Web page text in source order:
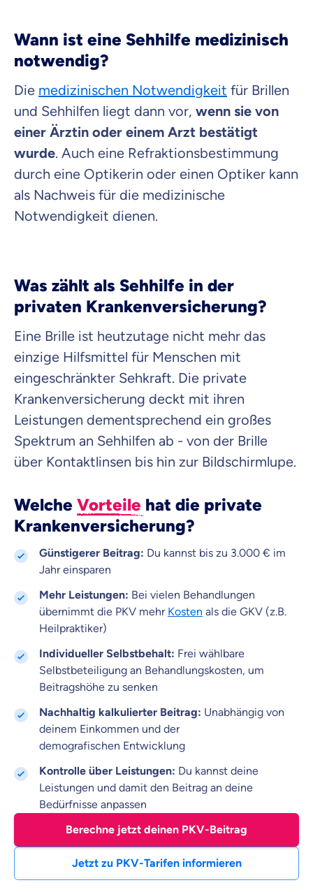
Wann ist eine Sehhilfe medizinisch
notwendig?
Die medizinischen Notwendigkeit für Brillen
und Sehhilfen liegt dann vor, wenn sie von
einer Ärztin oder einem Arzt bestätigt
wurde. Auch eine Refraktionsbestimmung
durch eine Optikerin oder einen Optiker kann
als Nachweis für die medizinische
Notwendigkeit dienen.
Was zählt als Sehhilfe in der
privaten Krankenversicherung?
Eine Brille ist heutzutage nicht mehr das
einzige Hilfsmittel für Menschen mit
eingeschränkter Sehkraft. Die private
Krankenversicherung deckt mit ihren
Leistungen dementsprechend ein großes
Spektrum an Sehhilfen ab - von der Brille
über Kontaktlinsen bis hin zur Bildschirmlupe.
Welche Vorteile hat die private
Krankenversicherung?
Günstigerer Beitrag: Du kannst bis zu 3.000 € im
Jahr einsparen
Mehr Leistungen: Bei vielen Behandlungen
übernimmt die PKV mehr Kosten als die GKV (z.B.
Heilpraktiker)
Individueller Selbstbehalt: Frei wählbare
Selbstbeteiligung an Behandlungskosten, um
Beitragshöhe zu senken
Nachhaltig kalkulierter Beitrag: Unabhängig von
deinem Einkommen und der
demografischen Entwicklung
Kontrolle über Leistungen: Du kannst deine
Leistungen und damit den Beitrag an deine
Bedürfnisse anpassen
Berechne jetzt deinen PKV-Beitrag
Jetzt zu PKV-Tarifen informieren